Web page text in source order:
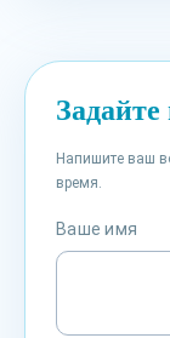
Напишите ваш
время.
Ваше имя